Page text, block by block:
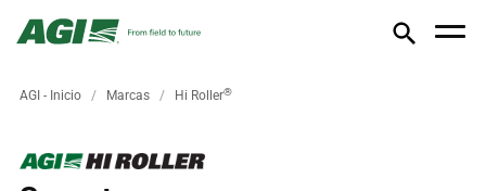
AGI - Inicio Marcas Hi Roller®